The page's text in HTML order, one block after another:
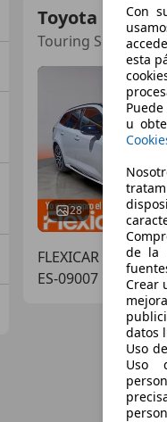
Toyota Corolla
Touring Sports
28
FLEXICAR BURGOS
ES-09007 Burgos
Con
esta
u
de la
Crear
datos
Uso
Uso